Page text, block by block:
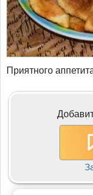
Приятного